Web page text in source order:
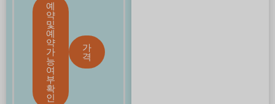
예
약
및
예
약
가
능
여
부
확
인
가
격